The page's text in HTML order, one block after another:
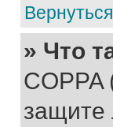
» Что
COPPA
защите